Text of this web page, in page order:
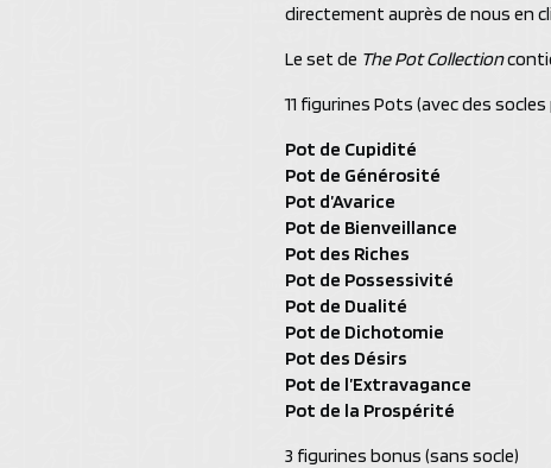
directement auprès de nous en
Le set de The Pot Collection
11 figurines Pots (avec des
Pot de Cupidité
Pot de Générosité
Pot d’Avarice
Pot de Bienveillance
Pot des Riches
Pot de Possessivité
Pot de Dualité
Pot de Dichotomie
Pot des Désirs
Pot de l’Extravagance
Pot de la Prospérité
3 figurines bonus (sans socle)